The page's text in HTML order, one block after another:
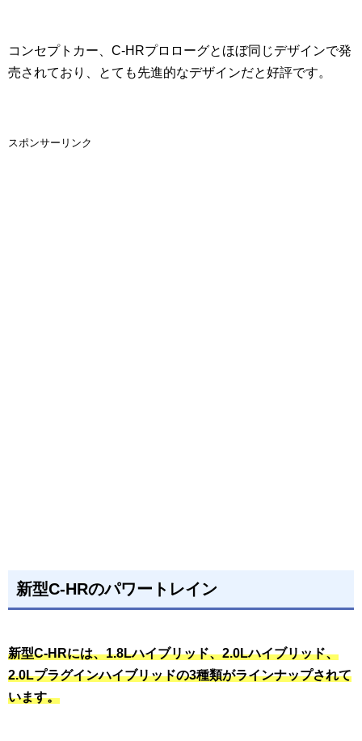
コンセプトカー、C-HRプロローグとほぼ同じデザインで発
売されており、とても先進的なデザインだと好評です。
スポンサーリンク
新型C-HRのパワートレイン
新型C-HRには、1.8Lハイブリッド、2.0Lハイブリッド、
2.0Lプラグインハイブリッドの3種類がラインナップされて
います。